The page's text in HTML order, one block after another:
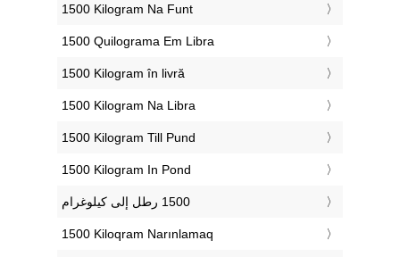
‎1500 Kilogram Na Funt
‎1500 Quilograma Em Libra
‎1500 Kilogram în livră
‎1500 Kilogram Na Libra
‎1500 Kilogram Till Pund
‎1500 Kilogram In Pond
‎1500 Kiloqram Narınlamaq